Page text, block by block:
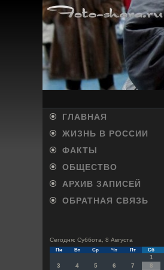
ГЛАВНАЯ
ЖИЗНЬ В РОССИИ
ФАКТЫ
ОБЩЕСТВО
АРХИВ ЗАПИСЕЙ
ОБРАТНАЯ СВЯЗЬ
Сегодня: Суббота, 8 Августа
Пн Вт Ср Чт Пт Сб
1
3
4 5 6 7 8